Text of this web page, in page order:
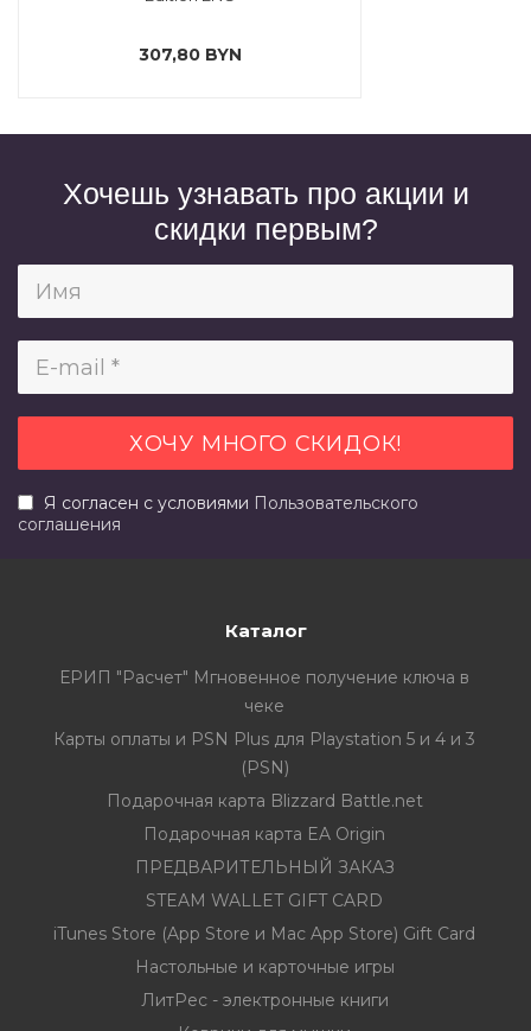
307,80 BYN
Хочешь узнавать про акции и
скидки первым?
Я согласен с условиями Пользовательского
соглашения
Каталог
ЕРИП "Расчет" Мгновенное получение ключа в
чеке
Карты оплаты и PSN Plus для Playstation 5 и 4 и 3
(PSN)
Подарочная карта Blizzard Battle.net
Подарочная карта EA Origin
ПРЕДВАРИТЕЛЬНЫЙ ЗАКАЗ
STEAM WALLET GIFT CARD
iTunes Store (App Store и Mac App Store) Gift Card
Настольные и карточные игры
ЛитРес - электронные книги